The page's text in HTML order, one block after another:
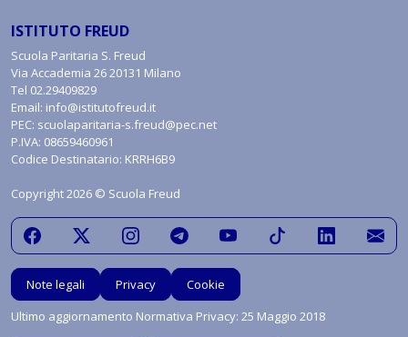
ISTITUTO FREUD
Scuola Paritaria S. Freud
Via Accademia 26 20131 Milano
Tel 02.29409829
Email: info@istitutofreud.it
PEC: scuolaparitaria-s.freud@pec.net
P.IVA: 08659460961
Codice Destinatario: KRRH6B9
Copyright 2026 © Scuola Freud
Note legali Privacy
Cookie
Ultimo aggiornamento Normativa Privacy: 25 Maggio 2018